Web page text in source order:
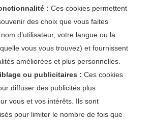
: Ces cookies permettent
des choix que vous faites
d’utilisateur, votre langue ou la
vous vous trouvez) et fournissent
améliorées et plus personnelles.
ou publicitaires : Ces cookies
diffuser des publicités plus
vous et vos intérêts. Ils sont
pour limiter le nombre de fois que